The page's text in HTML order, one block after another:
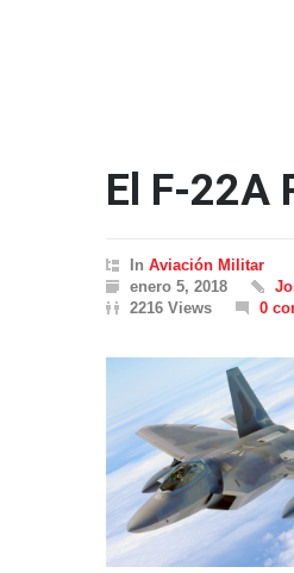
El F-22A
In Aviación Militar
enero 5, 2018
2216 Views
0